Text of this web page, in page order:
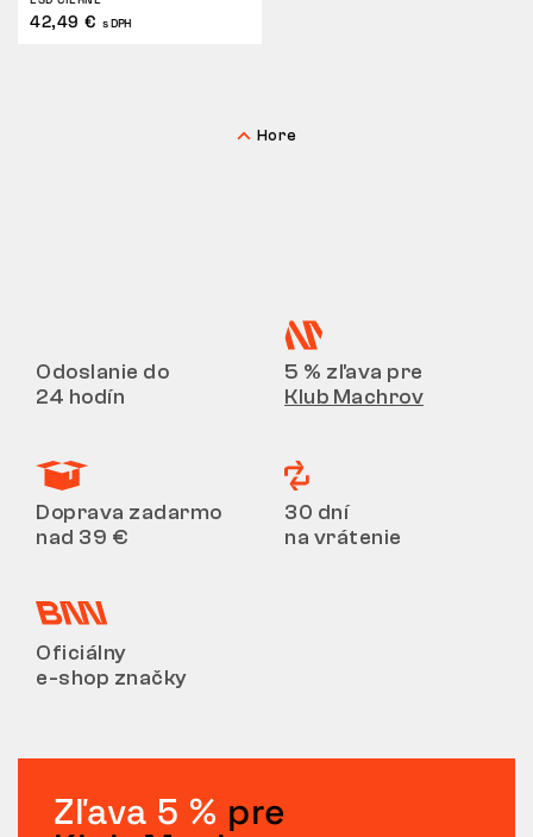
42,49 € s DPH
Hore
Odoslanie do
24 hodín
5 % zľava pre
Klub Machrov
Doprava zadarmo
nad 39 €
30 dní
na vrátenie
Oficiálny
e-shop značky
Zľava 5 % pre